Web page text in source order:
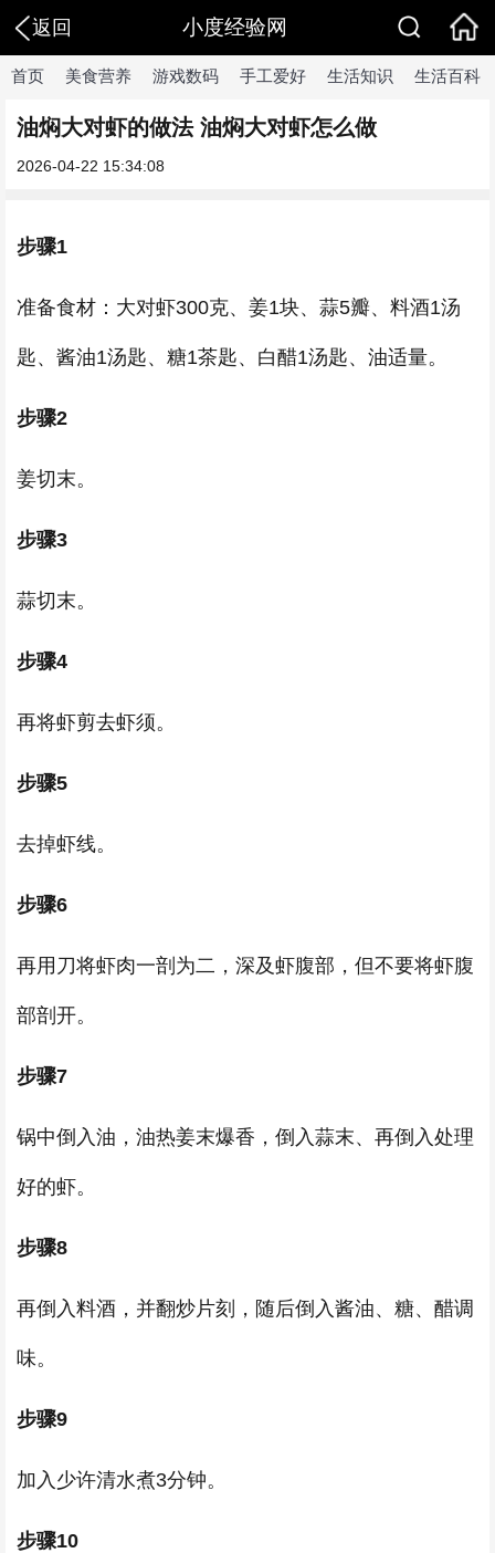
返回 小度经验网
首页 美食营养 游戏数码 手工爱好 生活知识 生活百科
油焖大对虾的做法 油焖大对虾怎么做
2026-04-22 15:34:08
步骤1
准备食材：大对虾300克、姜1块、蒜5瓣、料酒1汤
匙、酱油1汤匙、糖1茶匙、白醋1汤匙、油适量。
步骤2
姜切末。
步骤3
蒜切末。
步骤4
再将虾剪去虾须。
步骤5
去掉虾线。
步骤6
再用刀将虾肉一剖为二，深及虾腹部，但不要将虾腹
部剖开。
步骤7
锅中倒入油，油热姜末爆香，倒入蒜末、再倒入处理
好的虾。
步骤8
再倒入料酒，并翻炒片刻，随后倒入酱油、糖、醋调
味。
步骤9
加入少许清水煮3分钟。
步骤10